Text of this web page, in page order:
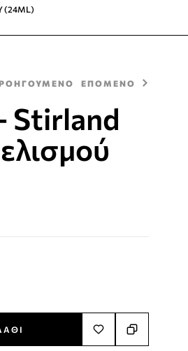
(24ML)
6,30 €
5,70€
ΕΠΟΜΕΝΟ
6,30€
5,70€
Stirland